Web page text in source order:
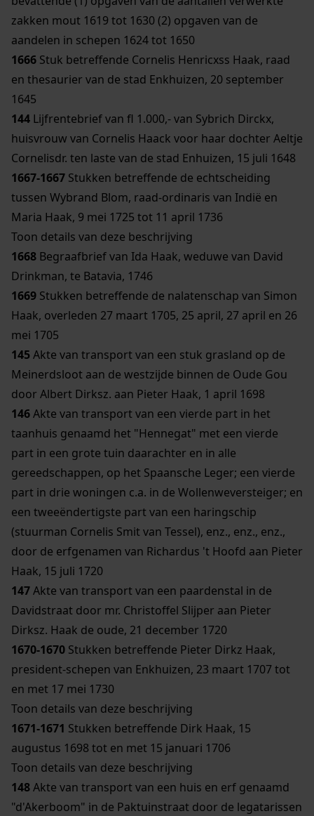
zakken mout 1619 tot 1630 (2) opgaven van de
aandelen in schepen 1624 tot 1650
1666 Stuk betreffende Cornelis Henricxss Haak, raad
en thesaurier van de stad Enkhuizen, 20 september
1645
144 Lijfrentebrief van fl 1.000,- van Sybrich Dirckx,
huisvrouw van Cornelis Haack voor haar dochter Aeltje
Cornelisdr. ten laste van de stad Enhuizen, 15 juli 1648
1667-1667 Stukken betreffende de echtscheiding
tussen Wybrand Blom, raad-ordinaris van Indië en
Maria Haak, 9 mei 1725 tot 11 april 1736
Toon details van deze beschrijving
1668 Begraafbrief van Ida Haak, weduwe van David
Drinkman, te Batavia, 1746
1669 Stukken betreffende de nalatenschap van Simon
Haak, overleden 27 maart 1705, 25 april, 27 april en 26
mei 1705
145Akte van transport van een stuk grasland op de
Meinerdsloot aan de westzijde binnen de Oude Gou
door Albert Dirksz. aan Pieter Haak, 1 april 1698
146Akte van transport van een vierde part in het
taanhuis genaamd het "Hennegat" met een vierde
part in een grote tuin daarachter en in alle
gereedschappen, op het Spaansche Leger; een vierde
part in drie woningen c.a. in de Wollenweversteiger; en
een tweeëndertigste part van een haringschip
(stuurman Cornelis Smit van Tessel), enz., enz., enz.,
door de erfgenamen van Richardus 't Hoofd aan Pieter
Haak, 15 juli 1720
147Akte van transport van een paardenstal in de
Davidstraat door mr. Christoffel Slijper aan Pieter
Dirksz. Haak de oude, 21 december 1720
1670-1670 Stukken betreffende Pieter Dirkz Haak,
president-schepen van Enkhuizen, 23 maart 1707 tot
en met 17 mei 1730
Toon details van deze beschrijving
1671-1671 Stukken betreffende Dirk Haak, 15
augustus 1698 tot en met 15 januari 1706
Toon details van deze beschrijving
148Akte van transport van een huis en erf genaamd
"d'Akerboom" in de Paktuinstraat door de legatarissen